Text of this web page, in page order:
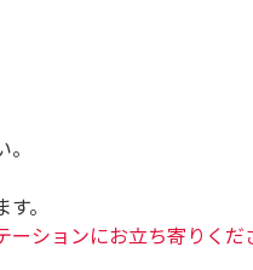
。
ーションにお立ち寄りくだ